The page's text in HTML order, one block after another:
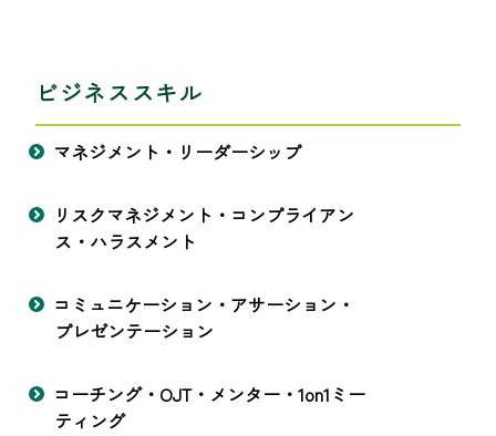
ビジネススキル
マネジメント・リーダーシップ
リスクマネジメント・コンプライアン
ス・ハラスメント
コミュニケーション・アサーション・
プレゼンテーション
コーチング・OJT・メンター・1on1ミー
ティング